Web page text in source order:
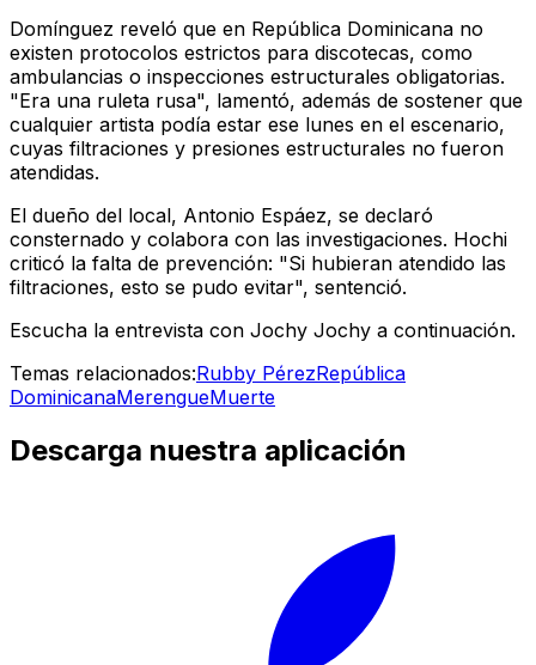
Domínguez reveló que en República Dominicana no
existen protocolos estrictos para discotecas, como
ambulancias o inspecciones estructurales obligatorias.
"Era una ruleta rusa", lamentó, además de sostener que
cualquier artista podía estar ese lunes en el escenario,
cuyas filtraciones y presiones estructurales no fueron
atendidas.
El dueño del local, Antonio Espáez, se declaró
consternado y colabora con las investigaciones. Hochi
criticó la falta de prevención: "Si hubieran atendido las
filtraciones, esto se pudo evitar", sentenció.
Escucha la entrevista con Jochy Jochy a continuación.
Temas relacionados:Rubby PérezRepública
DominicanaMerengueMuerte
Descarga nuestra aplicación